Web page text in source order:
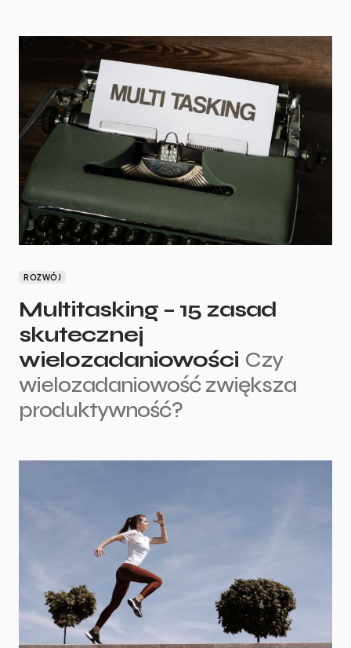
ROZWÓJ
Multitasking – 15 zasad
skutecznej
wielozadaniowości Czy
wielozadaniowość zwiększa
produktywność?